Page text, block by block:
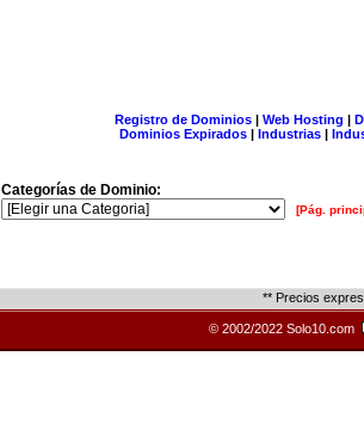
Registro de Dominios| Web Hosting |
Dominios Expirados | Industrias |
Categorías de Dominio:
[Pág.
** Precios
© 2002/2022 Solo10.com